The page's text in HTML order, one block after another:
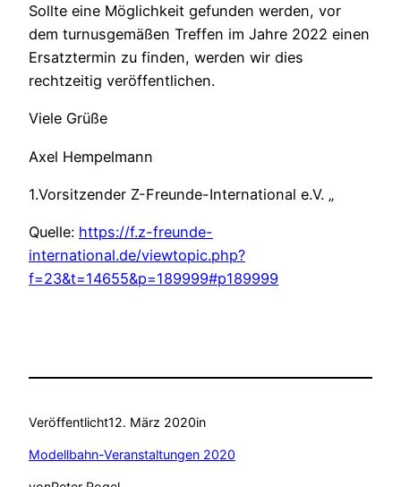
Sollte eine Möglichkeit gefunden werden, vor
dem turnusgemäßen Treffen im Jahre 2022 einen
Ersatztermin zu finden, werden wir dies
rechtzeitig veröffentlichen.
Viele Grüße
Axel Hempelmann
1.Vorsitzender Z-Freunde-International e.V. „
Quelle: https://f.z-freunde-
international.de/viewtopic.php?
f=23&t=14655&p=189999#p189999
Veröffentlicht12. März 2020in
Modellbahn-Veranstaltungen 2020